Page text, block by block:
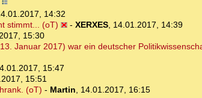
14:32
stimmt... (oT)
- XERXES, 14.01.2017, 14:39
15:30
Januar 2017) war ein deutscher
15:47
15:51
(oT) - Martin, 14.01.2017, 16:15